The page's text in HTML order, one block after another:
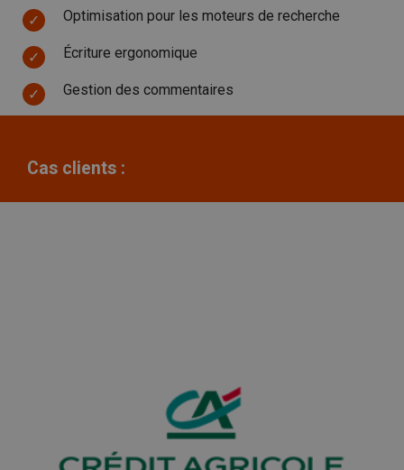
Optimisation pour les moteurs de recherche
Écriture ergonomique
Gestion des commentaires
Cas clients :